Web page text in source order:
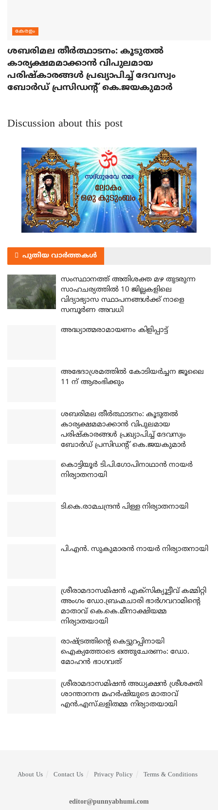
കേരളം
ശബരിമല തീര്‍ത്ഥാടനം: കൂടുതല്‍
കാര്യക്ഷമമാക്കാന്‍ വിപുലമായ
പരിഷ്‌കാരങ്ങള്‍ പ്രഖ്യാപിച്ച് ദേവസ്വം
ബോര്‍ഡ് പ്രസിഡന്റ് കെ.ജയകുമാര്‍
Discussion about this post
പുതിയ വാർത്തകൾ
സംസ്ഥാനത്ത് അതിശക്ത മഴ തുടരുന്ന
സാഹചര്യത്തിൽ 10 ജില്ലകളിലെ
വിദ്യാഭ്യാസ സ്ഥാപനങ്ങൾക്ക് നാളെ
സമ്പൂർണ അവധി
അദ്ധ്യാത്മരാമായണം കിളിപ്പാട്ട്
അഭേദാശ്രമത്തില്‍ കോടിയര്‍ച്ചന ജൂലൈ
11 ന് ആരംഭിക്കും
ശബരിമല തീര്‍ത്ഥാടനം: കൂടുതല്‍
കാര്യക്ഷമമാക്കാന്‍ വിപുലമായ
പരിഷ്‌കാരങ്ങള്‍ പ്രഖ്യാപിച്ച് ദേവസ്വം
ബോര്‍ഡ് പ്രസിഡന്റ് കെ.ജയകുമാര്‍
കൊട്ടിയൂര്‍ ടി.പി.ഗോപിനാഥാന്‍ നായര്‍
നിര്യാതനായി
ടി.കെ.രാമചന്ദ്രന്‍ പിള്ള നിര്യാതനായി
പി.എന്‍. സുകുമാരന്‍ നായര്‍ നിര്യാതനായി
ശ്രീരാമദാസമിഷന്‍ എക്‌സിക്യൂട്ടീവ് കമ്മിറ്റി
അംഗം ഡോ.ബ്രഹ്മചാരി ഭാര്‍ഗവറാമിന്റെ
മാതാവ് കെ.കെ.മീനാക്ഷിയമ്മ
നിര്യാതയായി
രാഷ്ട്രത്തിന്റെ കെട്ടുറപ്പിനായി
ഐക്യത്തോടെ ഒത്തുചേരണം: ഡോ.
മോഹന്‍ ഭാഗവത്
ശ്രീരാമദാസമിഷന്‍ അധ്യക്ഷന്‍ ശ്രീശക്തി
ശാന്താനന്ദ മഹര്‍ഷിയുടെ മാതാവ്
എന്‍.എസ്.ലളിതമ്മ നിര്യാതയായി
About Us Contact Us Privacy Policy Terms & Conditions
editor@punnyabhumi.com